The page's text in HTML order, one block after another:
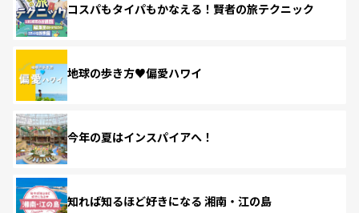
コスパもタイパもかなえる！賢者の旅テクニック
地球の歩き方♥偏愛ハワイ
今年の夏はインスパイアへ！
知れば知るほど好きになる 湘南・江の島